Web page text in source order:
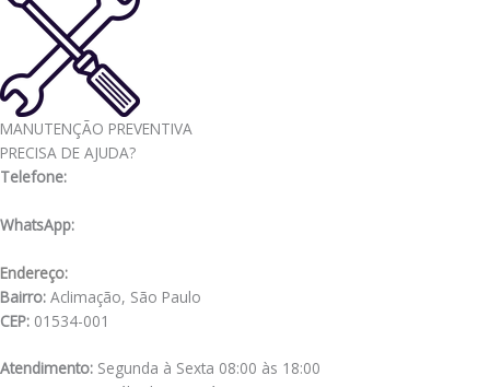
MANUTENÇÃO PREVENTIVA
PRECISA DE AJUDA?
Telefone:
WhatsApp:
Endereço:
Bairro: Aclimação, São Paulo
CEP: 01534-001
Atendimento: Segunda à Sexta 08:00 às 18:00